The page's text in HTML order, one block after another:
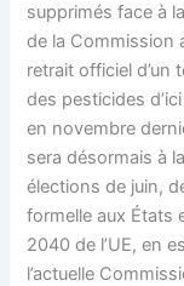
supprimés face à
de la Commission
retrait officiel d’un
des pesticides
en novembre
sera désormais à
élections de juin,
formelle aux États
2040 de l’UE, en
l’actuelle